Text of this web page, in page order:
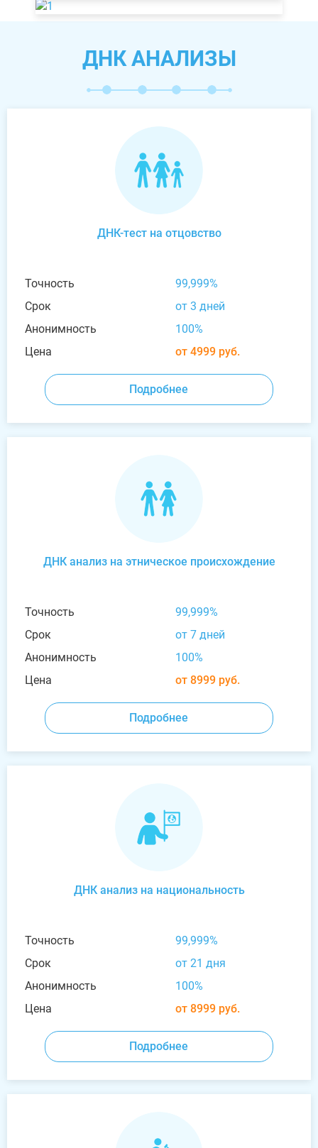
ДНК АНАЛИЗЫ
ДНК-тест на отцовство
Точность
99,999%
Срок
от 3 дней
Анонимность
100%
Цена
от 4999 руб.
Подробнее
ДНК анализ на этническое происхождение
Точность
99,999%
Срок
от 7 дней
Анонимность
100%
Цена
от 8999 руб.
Подробнее
ДНК анализ на национальность
Точность
99,999%
Срок
от 21 дня
Анонимность
100%
Цена
от 8999 руб.
Подробнее